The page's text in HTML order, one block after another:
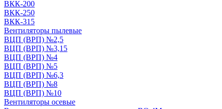
ВКК-200
ВКК-250
ВКК-315
Вентиляторы пылевые
ВЦП (ВРП) №2,5
ВЦП (ВРП) №3,15
ВЦП (ВРП) №4
ВЦП (ВРП) №5
ВЦП (ВРП) №6,3
ВЦП (ВРП) №8
ВЦП (ВРП) №10
Вентиляторы осевые